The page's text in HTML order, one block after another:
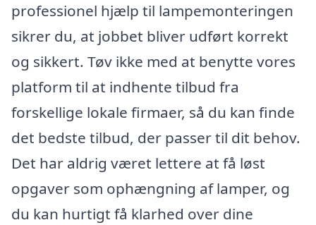
professionel hjælp til lampemonteringen
sikrer du, at jobbet bliver udført korrekt
og sikkert. Tøv ikke med at benytte vores
platform til at indhente tilbud fra
forskellige lokale firmaer, så du kan finde
det bedste tilbud, der passer til dit behov.
Det har aldrig været lettere at få løst
opgaver som ophængning af lamper, og
du kan hurtigt få klarhed over dine